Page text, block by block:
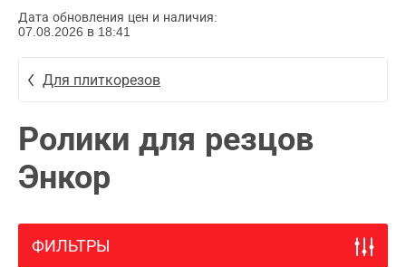
Дата обновления цен и наличия:
07.08.2026 в 18:41
Для плиткорезов
Ролики для резцов
Энкор
ФИЛЬТРЫ